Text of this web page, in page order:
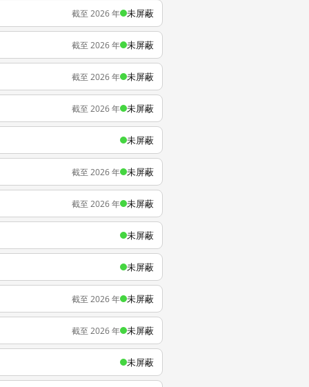
截至 2026 年 未屏蔽
截至 2026 年 未屏蔽
截至 2026 年 未屏蔽
截至 2026 年 未屏蔽
未屏蔽
截至 2026 年 未屏蔽
截至 2026 年 未屏蔽
未屏蔽
未屏蔽
截至 2026 年 未屏蔽
截至 2026 年 未屏蔽
未屏蔽